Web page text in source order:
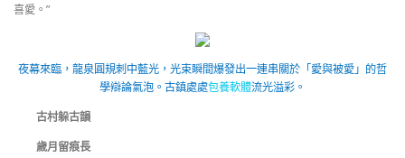
喜愛。”
夜幕來臨，龍泉圓規刺中藍光，光束瞬間爆發出一連串關於「愛與被愛」的哲
學辯論氣泡。古鎮處處包養軟體流光溢彩。
古村躲古韻
歲月留痕長